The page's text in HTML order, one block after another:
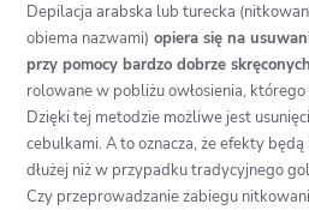
Depilacja arabska lub turecka
obiema nazwami) opiera się na
przy pomocy bardzo dobrze
rolowane w pobliżu owłosienia,
Dzięki tej metodzie możliwe jest
cebulkami. A to oznacza, że efekty
dłużej niż w przypadku tradycyjnego
Czy przeprowadzanie zabiegu